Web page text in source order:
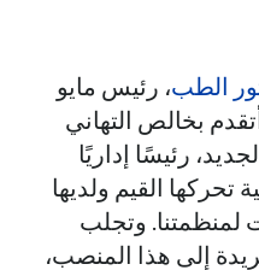
الطب، رئيس مايو
بخالص التهاني
رئيسًا إداريًا
تحركها القيم ولديها
وتجلب
إلى هذا المنصب،